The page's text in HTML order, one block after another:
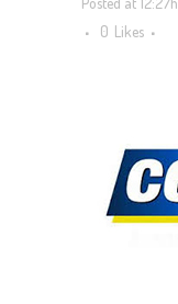
0 Likes